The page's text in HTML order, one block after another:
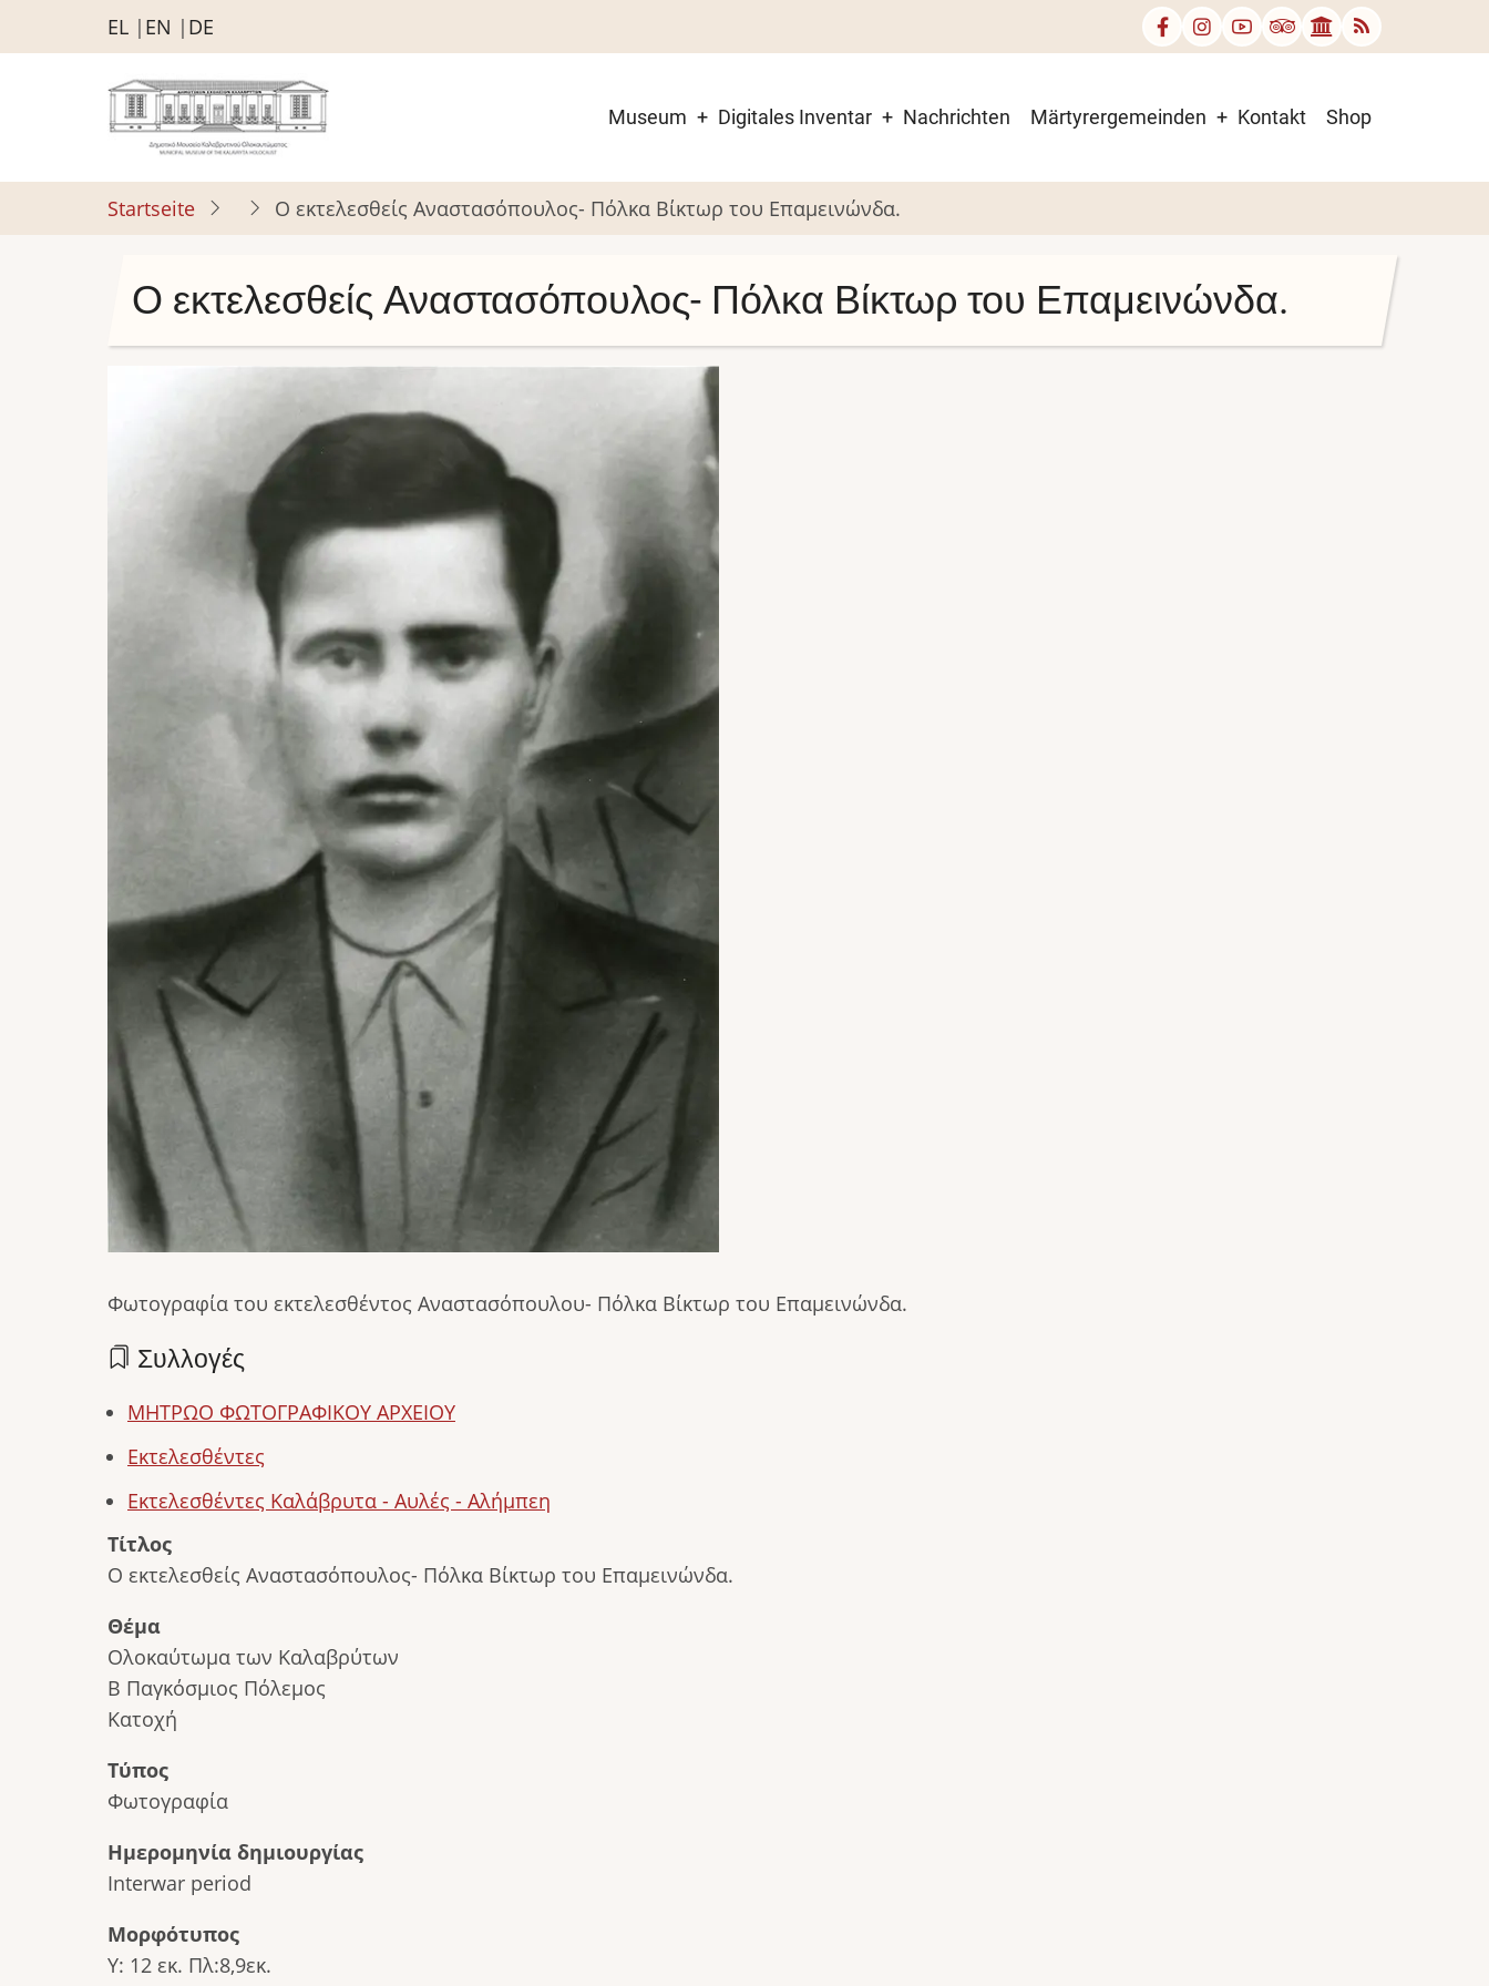
zum
EL EN DE
Museum Digitales Inventar Nachrichten Märtyrergemeinden Kontakt Shop
Startseite Ο εκτελεσθείς Αναστασόπουλος- Πόλκα Βίκτωρ του Επαμεινώνδα.
Ο εκτελεσθείς Αναστασόπουλος- Πόλκα Βίκτωρ του Επαμεινώνδα.
Φωτογραφία του εκτελεσθέντος Αναστασόπουλου- Πόλκα Βίκτωρ του Επαμεινώνδα.
Συλλογές
ΜΗΤΡΩΟ ΦΩΤΟΓΡΑΦΙΚΟΥ ΑΡΧΕΙΟΥ
Εκτελεσθέντες
Εκτελεσθέντες Καλάβρυτα - Αυλές - Αλήμπεη
Τίτλος
Ο εκτελεσθείς Αναστασόπουλος- Πόλκα Βίκτωρ του Επαμεινώνδα.
Θέμα
Ολοκαύτωμα των Καλαβρύτων
Β Παγκόσμιος Πόλεμος
Κατοχή
Τύπος
Φωτογραφία
Ημερομηνία δημιουργίας
Interwar period
Μορφότυπος
Υ: 12 εκ. Πλ:8,9εκ.